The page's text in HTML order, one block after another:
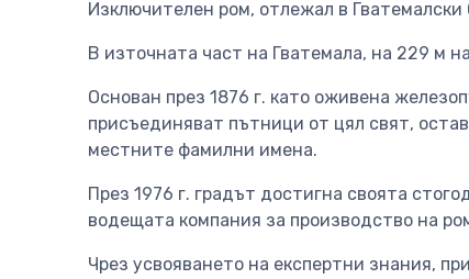
Изключителен ром, отлежал в
В източната част на Гватемала, на 229 м
Основан през 1876 г. като оживена
присъединяват пътници от цял свят,
местните фамилни имена.
През 1976 г. градът достигна своята
водещата компания за производство на
Чрез усвояването на експертни знания,